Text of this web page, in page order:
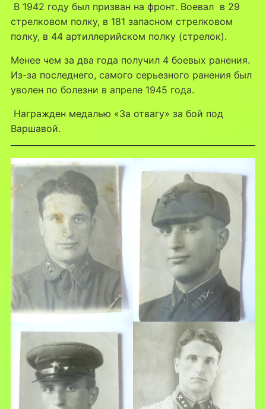
В 1942 году был призван на фронт. Воевал в 29
стрелковом полку, в 181 запасном стрелковом
полку, в 44 артиллерийском полку (стрелок).
Менее чем за два года получил 4 боевых ранения.
Из-за последнего, самого серьезного ранения был
уволен по болезни в апреле 1945 года.
Награжден медалью «За отвагу» за бой под
Варшавой.